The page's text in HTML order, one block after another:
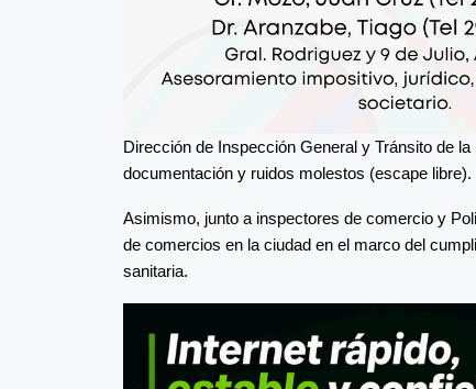
Dirección de Inspección General y Tránsito de
documentación y ruidos molestos (escape libre).
Asimismo, junto a inspectores de comercio y
de comercios en la ciudad en el marco del
sanitaria.